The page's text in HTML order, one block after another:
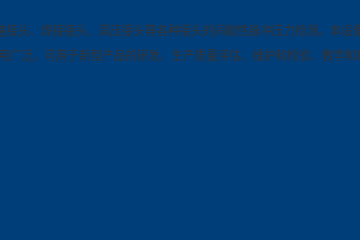
接头、焊接接头、高压接头等各种接头的间歇性脉冲压力检测。本
泛，可用于新型产品的研发、生产质量评估、维护和检验、教学